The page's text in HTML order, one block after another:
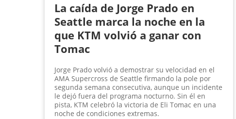
La caída de Jorge Prado en
Seattle marca la noche en la
que KTM volvió a ganar con
Tomac
Jorge Prado volvió a demostrar su velocidad en el
AMA Supercross de Seattle firmando la pole por
segunda semana consecutiva, aunque un incidente
le dejó fuera del programa nocturno. Sin él en
pista, KTM celebró la victoria de Eli Tomac en una
noche de condiciones extremas.